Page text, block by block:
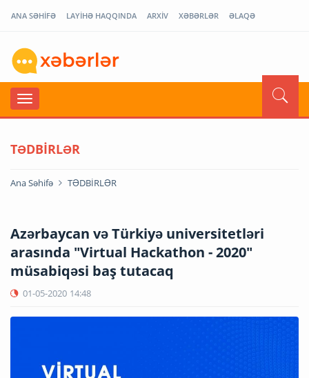
ANA SƏHİFƏ LAYİHƏ HAQQINDA ARXİV XƏBƏRLƏR ƏLAQƏ
TƏDBİRLƏR
Ana Səhifə TƏDBİRLƏR
Azərbaycan və Türkiyə universitetləri
arasında "Virtual Hackathon - 2020"
müsabiqəsi baş tutacaq
01-05-2020 14:48